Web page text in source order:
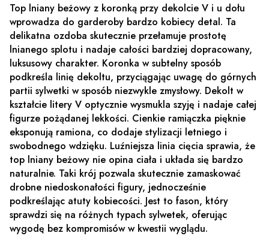
Top lniany beżowy z koronką przy dekolcie V i u dołu
wprowadza do garderoby bardzo kobiecy detal. Ta
delikatna ozdoba skutecznie przełamuje prostotę
lnianego splotu i nadaje całości bardziej dopracowany,
luksusowy charakter. Koronka w subtelny sposób
podkreśla linię dekoltu, przyciągając uwagę do górnych
partii sylwetki w sposób niezwykle zmysłowy. Dekolt w
kształcie litery V optycznie wysmukla szyję i nadaje całej
figurze pożądanej lekkości. Cienkie ramiączka pięknie
eksponują ramiona, co dodaje stylizacji letniego i
swobodnego wdzięku. Luźniejsza linia cięcia sprawia, że
top lniany beżowy nie opina ciała i układa się bardzo
naturalnie. Taki krój pozwala skutecznie zamaskować
drobne niedoskonałości figury, jednocześnie
podkreślając atuty kobiecości. Jest to fason, który
sprawdzi się na różnych typach sylwetek, oferując
wygodę bez kompromisów w kwestii wyglądu.